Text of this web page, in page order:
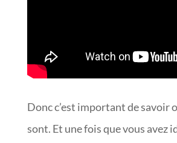
Donc c’est important de savoir
sont. Et une fois que vous avez